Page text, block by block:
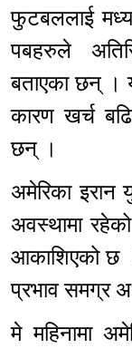
फुटबललाई
पबहरुले
बताएका छन् ।
कारण खर्च
छन् ।
अमेरिका इरान
अवस्थामा
आकाशिएको छ ।
प्रभाव समग्र
मे महिनामा